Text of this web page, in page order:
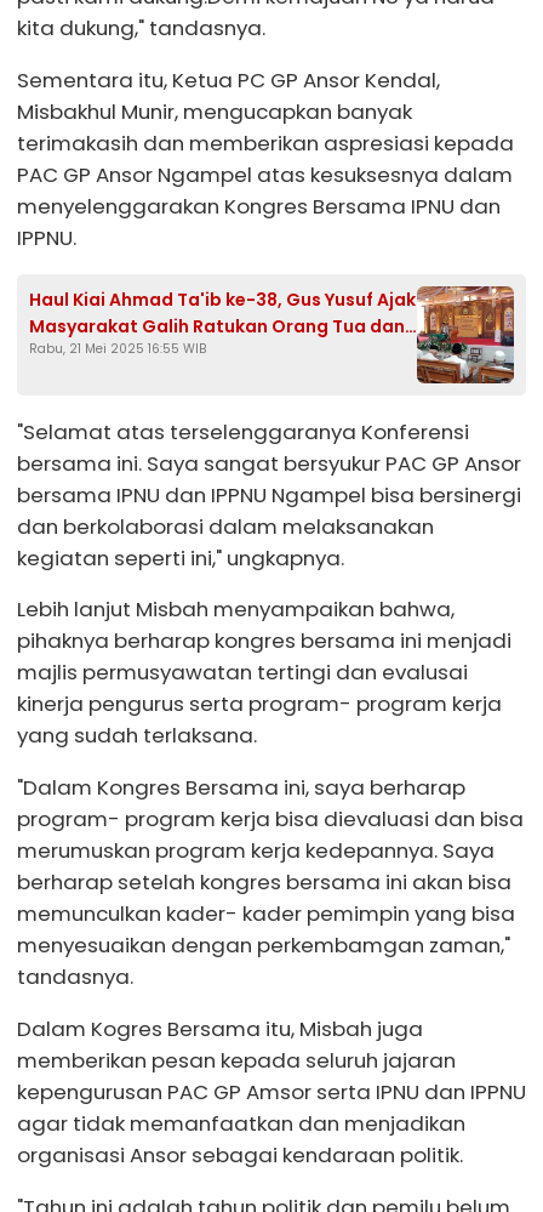
kita dukung," tandasnya.
Sementara itu, Ketua PC GP Ansor Kendal,
Misbakhul Munir, mengucapkan banyak
terimakasih dan memberikan aspresiasi kepada
PAC GP Ansor Ngampel atas kesuksesnya dalam
menyelenggarakan Kongres Bersama IPNU dan
IPPNU.
Haul Kiai Ahmad Ta'ib ke-38, Gus Yusuf Ajak
Masyarakat Galih Ratukan Orang Tua dan
Perbanyak Sedekah
Rabu, 21 Mei 2025 16:55 WIB
"Selamat atas terselenggaranya Konferensi
bersama ini. Saya sangat bersyukur PAC GP Ansor
bersama IPNU dan IPPNU Ngampel bisa bersinergi
dan berkolaborasi dalam melaksanakan
kegiatan seperti ini," ungkapnya.
Lebih lanjut Misbah menyampaikan bahwa,
pihaknya berharap kongres bersama ini menjadi
majlis permusyawatan tertingi dan evalusai
kinerja pengurus serta program- program kerja
yang sudah terlaksana.
"Dalam Kongres Bersama ini, saya berharap
program- program kerja bisa dievaluasi dan bisa
merumuskan program kerja kedepannya. Saya
berharap setelah kongres bersama ini akan bisa
memunculkan kader- kader pemimpin yang bisa
menyesuaikan dengan perkembamgan zaman,"
tandasnya.
Dalam Kogres Bersama itu, Misbah juga
memberikan pesan kepada seluruh jajaran
kepengurusan PAC GP Amsor serta IPNU dan IPPNU
agar tidak memanfaatkan dan menjadikan
organisasi Ansor sebagai kendaraan politik.